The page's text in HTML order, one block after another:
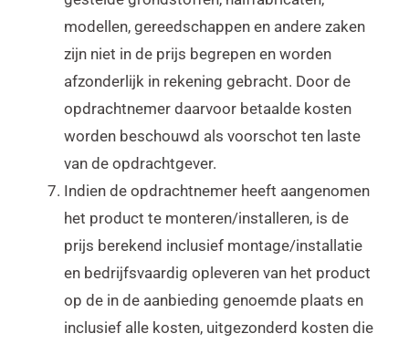
modellen, gereedschappen en andere zaken
zijn niet in de prijs begrepen en worden
afzonderlijk in rekening gebracht. Door de
opdrachtnemer daarvoor betaalde kosten
worden beschouwd als voorschot ten laste
van de opdrachtgever.
Indien de opdrachtnemer heeft aangenomen
het product te monteren/installeren, is de
prijs berekend inclusief montage/installatie
en bedrijfsvaardig opleveren van het product
op de in de aanbieding genoemde plaats en
inclusief alle kosten, uitgezonderd kosten die